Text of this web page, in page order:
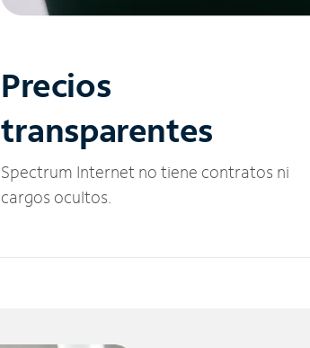
Precios
transparentes
Spectrum Internet no tiene contratos ni
cargos ocultos.